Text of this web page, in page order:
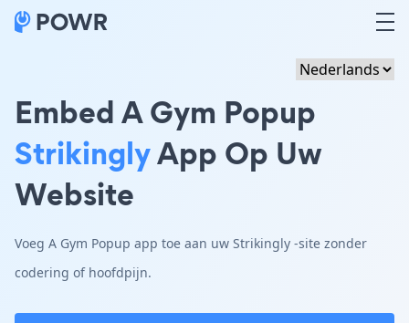
Embed A Gym Popup
StrikinglyApp Op Uw
Website
Voeg A Gym Popup app toe aan uw Strikingly -site zonder
codering of hoofdpijn.